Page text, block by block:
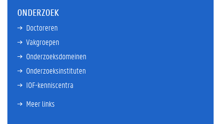
ONDERZOEK
Doctoreren
Vakgroepen
Onderzoeksdomeinen
Onderzoeksinstituten
IOF-kenniscentra
Meer links